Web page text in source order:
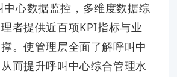
中心数据监控，多维度数据综
者提供近百项KPI指标与业
。使管理层全面了解呼叫中
而提升呼叫中心综合管理水